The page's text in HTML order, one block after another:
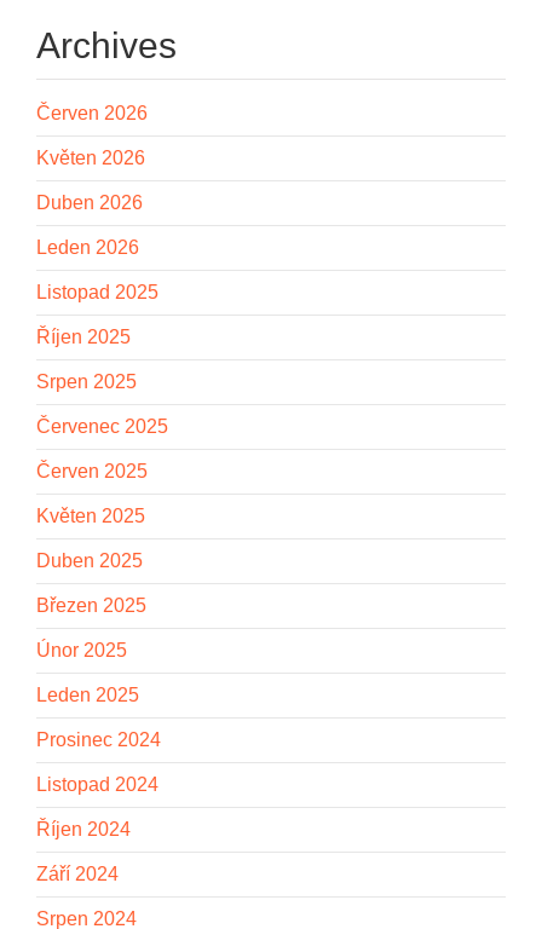
Archives
Červen 2026
Květen 2026
Duben 2026
Leden 2026
Listopad 2025
Říjen 2025
Srpen 2025
Červenec 2025
Červen 2025
Květen 2025
Duben 2025
Březen 2025
Únor 2025
Leden 2025
Prosinec 2024
Listopad 2024
Říjen 2024
Září 2024
Srpen 2024